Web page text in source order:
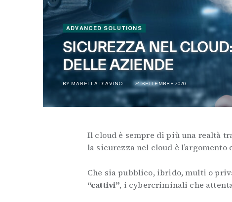
ADVANCED SOLUTIONS
SICUREZZA NEL
DELLE AZIENDE
BY MARELLA D'AVINO 24 SETTEMBRE 2020
Il cloud è sempre di più una realtà
la sicurezza nel cloud è l’argomento
Che sia pubblico, ibrido, multi o
“cattivi”, i cybercriminali che